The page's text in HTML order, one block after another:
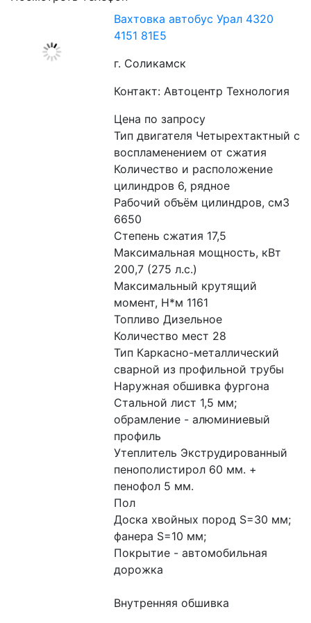
Вахтовка автобус Урал 4320
4151 81Е5
г. Соликамск
Контакт: Автоцентр Технология
Цена по запросу
Тип двигателя Четырехтактный с
воспламенением от сжатия
Количество и расположение
цилиндров 6, рядное
Рабочий объём цилиндров, см3
6650
Степень сжатия 17,5
Максимальная мощность, кВт
200,7 (275 л.с.)
Максимальный крутящий
момент, Н*м 1161
Топливо Дизельное
Количество мест 28
Тип Каркасно-металлический
сварной из профильной трубы
Наружная обшивка фургона
Стальной лист 1,5 мм;
обрамление - алюминиевый
профиль
Утеплитель Экструдированный
пенополистирол 60 мм. +
пенофол 5 мм.
Пол
Доска хвойных пород S=30 мм;
фанера S=10 мм;
Покрытие - автомобильная
дорожка
Внутренняя обшивка